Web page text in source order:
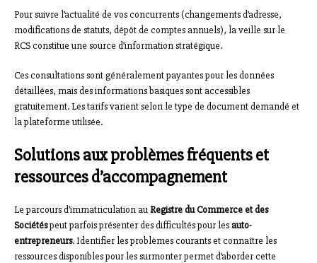
Pour suivre l’actualité de vos concurrents (changements d’adresse,
modifications de statuts, dépôt de comptes annuels), la veille sur le
RCS constitue une source d’information stratégique.
Ces consultations sont généralement payantes pour les données
détaillées, mais des informations basiques sont accessibles
gratuitement. Les tarifs varient selon le type de document demandé et
la plateforme utilisée.
Solutions aux problèmes fréquents et
ressources d’accompagnement
Le parcours d’immatriculation auRegistre du Commerce et des
Sociétéspeut parfois présenter des difficultés pour lesauto-
entrepreneurs. Identifier les problèmes courants et connaître les
ressources disponibles pour les surmonter permet d’aborder cette